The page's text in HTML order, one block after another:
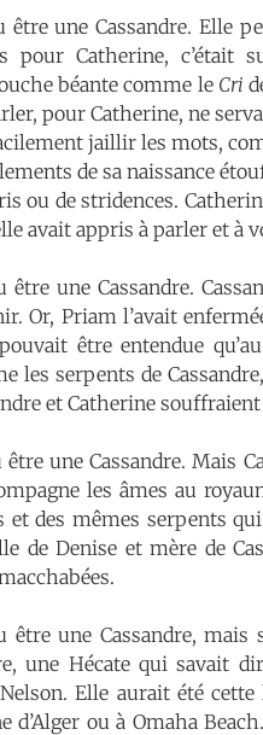
une Cassandre. Elle
pour Catherine, c’était
béante comme le Cri
pour Catherine, ne
jaillir les mots,
de sa naissance
ou de stridences.
avait appris à parler et à
une Cassandre.
Or, Priam l’avait
être entendue
les serpents de
et Catherine
une Cassandre. Mais
les âmes au
des mêmes serpents
de Denise et mère de
une Cassandre, mais
une Hécate qui savait
Elle aurait été
ou à Omaha